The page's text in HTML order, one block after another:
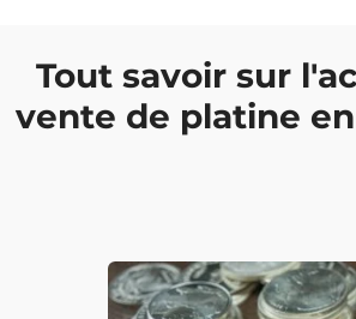
Tout savoir sur
vente de platine